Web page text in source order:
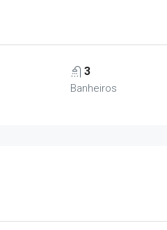
3
Banheiros